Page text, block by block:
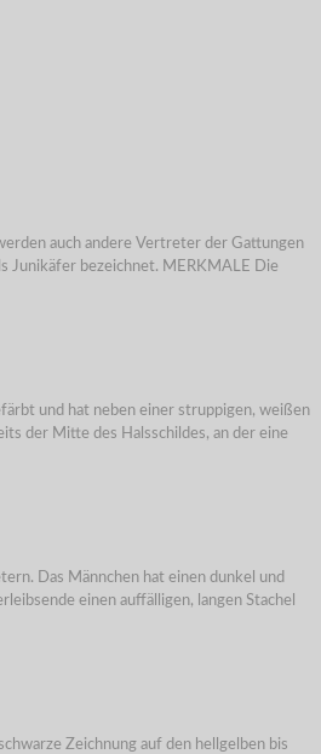
auch andere Vertreter der Gattungen
Junikäfer bezeichnet. MERKMALE Die
und hat neben einer struppigen, weißen
der Mitte des Halsschildes, an der eine
Das Männchen hat einen dunkel und
einen auffälligen, langen Stachel
Zeichnung auf den hellgelben bis